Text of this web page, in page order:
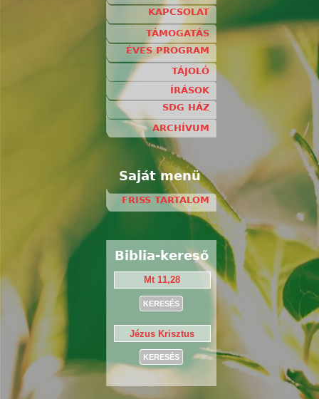
KAPCSOLAT
TÁMOGATÁS
ÉVES PROGRAM
TÁJOLÓ
ÍRÁSOK
SDG HÁZ
ARCHÍVUM
Saját menü
FRISS TARTALOM
Biblia-kereső